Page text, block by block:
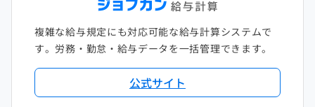
複雑な給与規定にも対応可能な給与計算システムで
す。労務・勤怠・給与データを一括管理できます。
公式サイト